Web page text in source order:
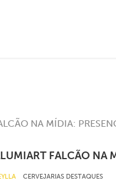
FALCÃO NA
CERVEJARIAS DESTAQUES